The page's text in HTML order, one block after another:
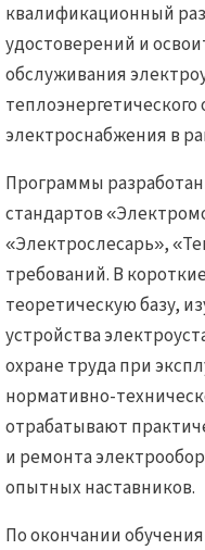
квалификационный
удостоверений и
обслуживания
электроснабжения в
Программы
стандартов
«Электрослесарь»,
требований. В
теоретическую базу,
устройства
охране труда при
нормативно-
отрабатывают
и ремонта
опытных наставников.
По окончании